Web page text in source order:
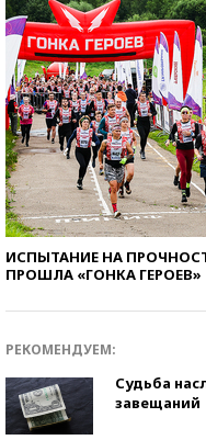
ИСПЫТАНИЕ НА
ПРОШЛА «ГОНКА ГЕРОЕВ»
РЕКОМЕНДУЕМ:
Судьба
завещаний